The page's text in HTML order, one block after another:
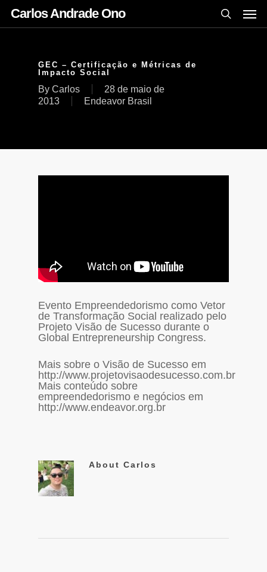
Carlos Andrade Ono
GEC – Certificação e Métricas de
Impacto Social
By Carlos
28 de maio de
2013
Endeavor Brasil
Evento Empreendedorismo como Vetor
de Transformação Social realizado pelo
Projeto Visão de Sucesso durante o
Global Entrepreneurship Congress.
Mais sobre o Visão de Sucesso em
http://www.projetovisaodesucesso.com.br
Mais conteúdo sobre
empreendedorismo e negócios em
http://www.endeavor.org.br
About Carlos